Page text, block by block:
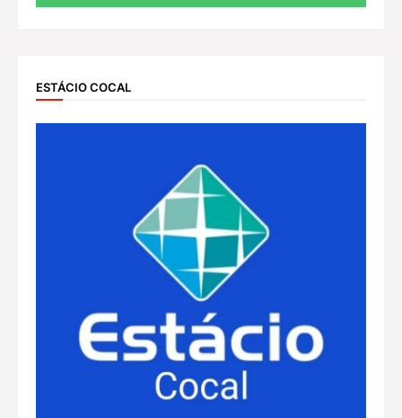
ESTÁCIO COCAL